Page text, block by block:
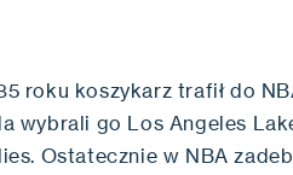
roku koszykarz trafił do
wybrali go Los Angeles
Ostatecznie w NBA